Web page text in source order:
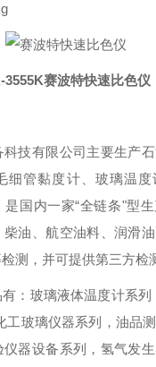
3555K赛波特快速比色仪
技有限公司主要生产石
细管黏度计、玻璃温度
国内一家“全链条"型
油、航空油料、润滑
测，并可提供第三方检
：玻璃液体温度计系列
工玻璃仪器系列，油品
器设备系列，氢气发